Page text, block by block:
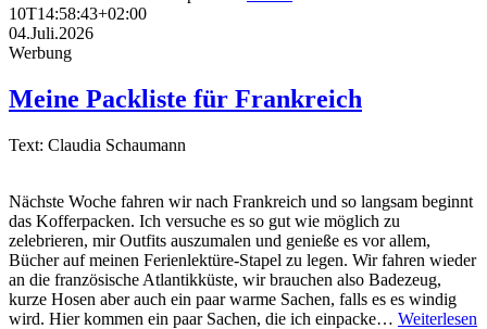
10T14:58:43+02:00
04.Juli.2026
Werbung
Meine Packliste für Frankreich
Text: Claudia Schaumann
Nächste Woche fahren wir nach Frankreich und so langsam beginnt
das Kofferpacken. Ich versuche es so gut wie möglich zu
zelebrieren, mir Outfits auszumalen und genieße es vor allem,
Bücher auf meinen Ferienlektüre-Stapel zu legen. Wir fahren wieder
an die französische Atlantikküste, wir brauchen also Badezeug,
kurze Hosen aber auch ein paar warme Sachen, falls es es windig
wird. Hier kommen ein paar Sachen, die ich einpacke… Weiterlesen